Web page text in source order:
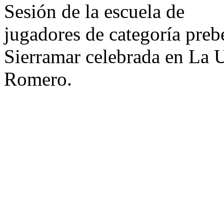
Sesión de la escuela de
jugadores de categoría
Sierramar celebrada en La
Romero.